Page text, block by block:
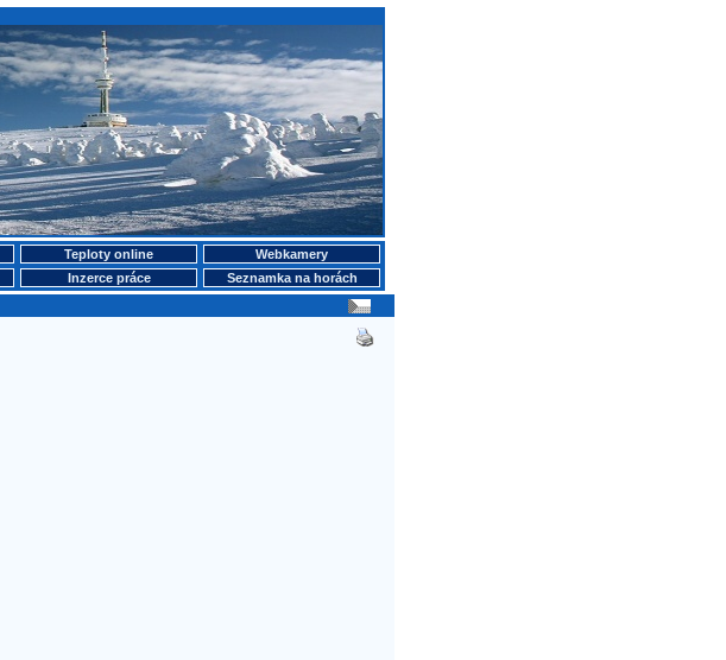
Teploty online
Webkamery
Inzerce práce
Seznamka na horách